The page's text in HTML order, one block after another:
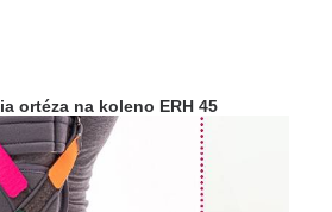
ortéza na koleno ERH 45